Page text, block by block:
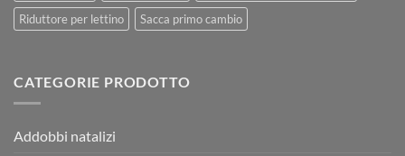
Riduttore per lettino
Sacca primo cambio
CATEGORIE PRODOTTO
Addobbi natalizi